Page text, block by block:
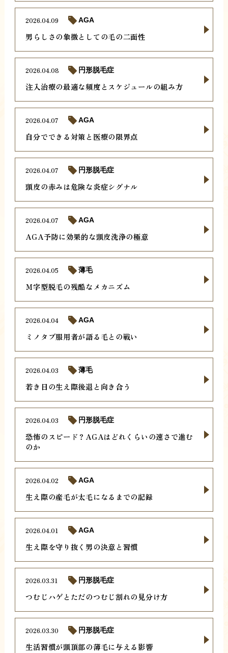
男らしさの象徴としての毛の二面性
2026.04.09 AGA
注入治療の最適な頻度とスケジュールの組み方
2026.04.08 円形脱毛症
自分でできる対策と医療の限界点
2026.04.07 AGA
頭皮の赤みは危険な炎症シグナル
2026.04.07 円形脱毛症
AGA予防に効果的な頭皮洗浄の極意
2026.04.07 AGA
Ｍ字型脱毛の残酷なメカニズム
2026.04.05 薄毛
ミノタブ服用者が語る毛との戦い
2026.04.04 AGA
若き日の生え際後退と向き合う
2026.04.03 薄毛
恐怖のスピード？AGAはどれくらいの速さで進む
のか
2026.04.03 円形脱毛症
生え際の産毛が太毛になるまでの記録
2026.04.02 AGA
生え際を守り抜く男の決意と習慣
2026.04.01 AGA
つむじハゲとただのつむじ割れの見分け方
2026.03.31 円形脱毛症
生活習慣が頭頂部の薄毛に与える影響
2026.03.30 円形脱毛症